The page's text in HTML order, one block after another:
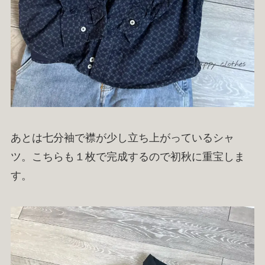
あとは七分袖で襟が少し立ち上がっているシャ
ツ。こちらも１枚で完成するので初秋に重宝しま
す。